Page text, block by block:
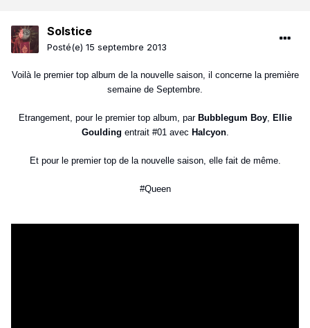
Solstice
Posté(e) 15 septembre 2013
Voilà le premier top album de la nouvelle saison, il concerne la première
semaine de Septembre.
Etrangement, pour le premier top album, par Bubblegum Boy, Ellie
Goulding entrait #01 avec Halcyon.
Et pour le premier top de la nouvelle saison, elle fait de même.
#Queen